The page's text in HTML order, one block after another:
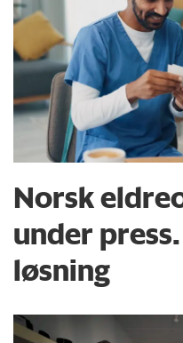
Norsk
under
løsning